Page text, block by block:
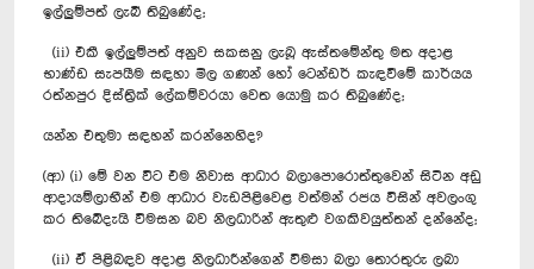
ඉල්ලුම්පත් ලැබී තිබුණේද;
(ii) එකී ඉල්ලුම්පත් අනුව සකසනු ලැබූ ඇස්තමේන්තු මත අදාළ
භාණ්ඩ සැපයීම සඳහා මිල ගණන් හෝ ටෙන්ඩර් කැඳවීමේ කාර්යය
රත්නපුර දිස්ත්‍රික් ලේකම්වරයා වෙත යොමු කර තිබුණේද;
යන්න එතුමා සඳහන් කරන්නෙහිද?
(ආ) (i) මේ වන විට එම නිවාස ආධාර බලාපො‍රොත්තුවෙන් සිටින අඩු
ආදායම්ලාභීන් එම ආධාර වැඩපිළිවෙළ වත්මන් රජය විසින් අවලංගු
කර තිබේදැයි විමසන බව නිලධාරින් ඇතුළු වගකිවයුත්තන් දන්නේද;
(ii) ඒ පිළිබඳව අදාළ නිලධාරීන්ගෙන් විමසා බලා තොරතුරු ලබා